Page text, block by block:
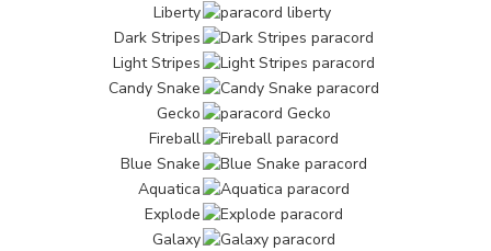
Liberty
Dark Stripes
Light Stripes
Candy Snake
Gecko
Fireball
Blue Snake
Aquatica
Explode
Galaxy